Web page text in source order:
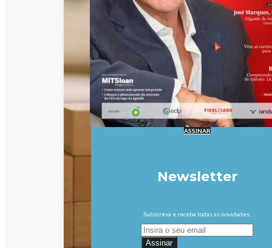
ASSINAR
Newsletter
Subscreva e receba todas as novidades.
Assinar